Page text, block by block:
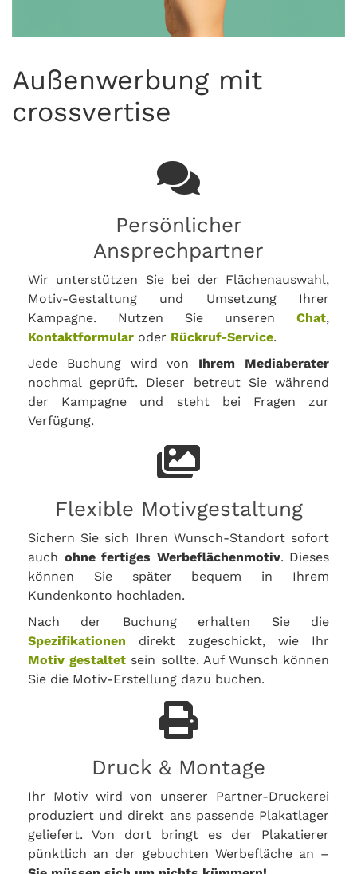
Außenwerbung mit
crossvertise
Persönlicher
Ansprechpartner
Wir unterstützen Sie bei der Flächenauswahl,
Motiv-Gestaltung und Umsetzung Ihrer
Kampagne. Nutzen Sie unseren Chat,
Kontaktformular oder Rückruf-Service.
Jede Buchung wird von Ihrem Mediaberater
nochmal geprüft. Dieser betreut Sie während
der Kampagne und steht bei Fragen zur
Verfügung.
Flexible Motivgestaltung
Sichern Sie sich Ihren Wunsch-Standort sofort
auch ohne fertiges Werbeflächenmotiv. Dieses
können Sie später bequem in Ihrem
Kundenkonto hochladen.
Nach der Buchung erhalten Sie die
Spezifikationen direkt zugeschickt, wie Ihr
Motiv gestaltet sein sollte. Auf Wunsch können
Sie die Motiv-Erstellung dazu buchen.
Druck & Montage
Ihr Motiv wird von unserer Partner-Druckerei
produziert und direkt ans passende Plakatlager
geliefert. Von dort bringt es der Plakatierer
pünktlich an der gebuchten Werbefläche an –